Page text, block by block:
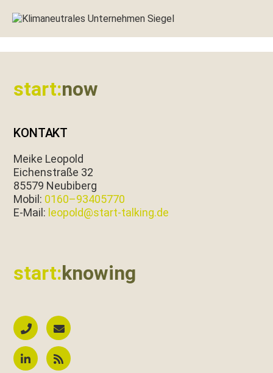
start:now
KONTAKT
Meike Leopold
Eichen­straße 32
85579 Neubiberg
Mobil: 0160–93405770
E‑Mail: leopold@start-talking.de
start:knowing